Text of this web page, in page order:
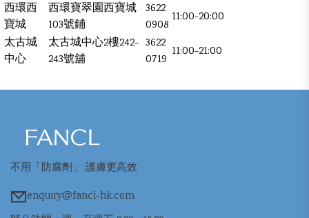
西環西
寶城
西環寶翠園西寶城
103號鋪
3622
0908
11:00-20:00
太古城
中心
太古城中心2樓242-
243號舖
3622
0719
11:00-21:00
不用「防腐劑」 護膚更高效
enquiry@fancl-hk.com